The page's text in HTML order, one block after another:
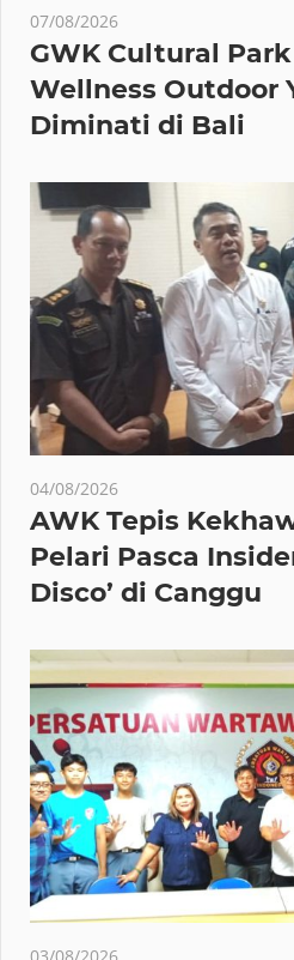
07/08/2026
GWK Cultural
Wellness Outdoor
Diminati di Bali
04/08/2026
AWK Tepis
Pelari Pasca
Disco’ di Canggu